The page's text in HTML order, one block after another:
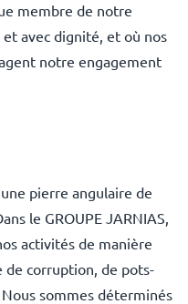
membre de notre
avec dignité, et où nos
notre engagement
pierre angulaire de
le GROUPE JARNIAS,
activités de manière
corruption, de pots-
sommes déterminés